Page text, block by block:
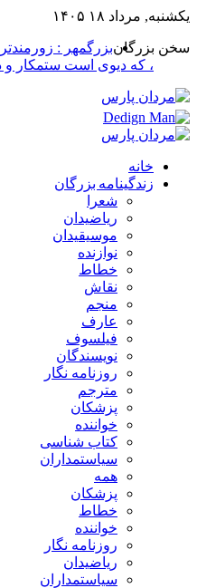
یکشنبه, مرداد ۱۸ ۱۴۰۵
سخن بزرگانبزرگمهر :
، که دیوی است ستمکار و
خانه
زندگینامه بزرگان
شعرا
ریاضیدان
موسیقیدان
نوازنده
خطاط
نقاش
منجم
عارف
فیلسوف
نویسندگان
روزنامه نگار
مترجم
پزشکان
خواننده
کتاب شناسی
سیاستمداران
همه
پزشکان
خطاط
خواننده
روزنامه نگار
ریاضیدان
سیاستمداران